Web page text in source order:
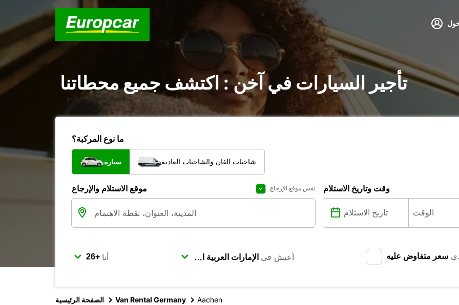
تأجير السيارات في آخن : اكتشف جميع محطاتنا
ما نوع المركبة؟
سيارة شاحنات الفان والشاحنات العادية
موقع الاستلام والإرجاع نفس موقع الإرجاع وقت وتاريخ الاستلام
أنا أعيش في سعر متفاوض عليه
الصفحة الرئيسية Van Rental Germany Aachen